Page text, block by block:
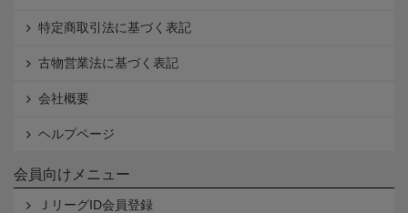
特定商取引法に基づく表記
古物営業法に基づく表記
会社概要
ヘルプページ
会員向けメニュー
ＪリーグID会員登録